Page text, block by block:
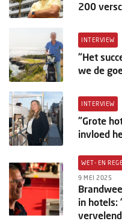
200
INTERVIEW
“Het
we de
INTERVIEW
"Grote
invloed
WET- EN
9 MEI 2025
in hotels: